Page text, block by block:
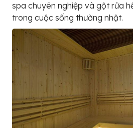
spa chuyên nghiệp và gột rửa
trong cuộc sống thường nhật.